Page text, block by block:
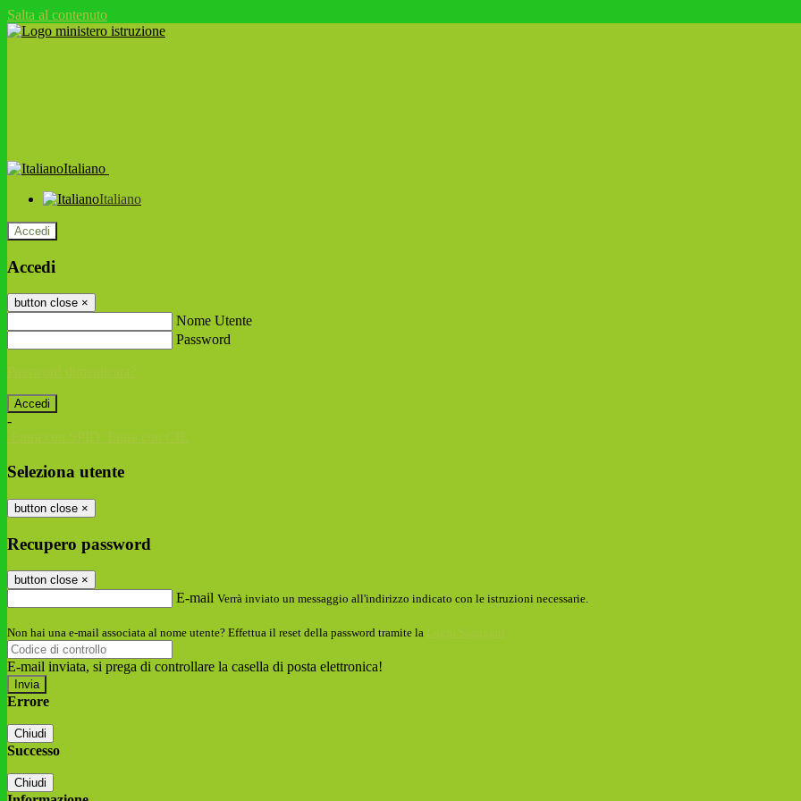
Salta al contenuto
Italiano
Italiano
Accedi
Accedi
button close ×
Nome Utente
Password
-
Seleziona utente
button close ×
Recupero password
button close ×
E-mail Verrà inviato un messaggio all'indirizzo indicato con le istruzioni necessarie.
Non hai una e-mail associata al nome utente? Effettua il reset della password tramite la
E-mail inviata, si prega di controllare la casella di posta elettronica!
Errore
Chiudi
Successo
Chiudi